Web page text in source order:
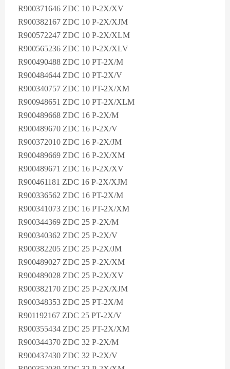
R900371646 ZDC 10 P-2X/XV
R900382167 ZDC 10 P-2X/XJM
R900572247 ZDC 10 P-2X/XLM
R900565236 ZDC 10 P-2X/XLV
R900490488 ZDC 10 PT-2X/M
R900484644 ZDC 10 PT-2X/V
R900340757 ZDC 10 PT-2X/XM
R900948651 ZDC 10 PT-2X/XLM
R900489668 ZDC 16 P-2X/M
R900489670 ZDC 16 P-2X/V
R900372010 ZDC 16 P-2X/JM
R900489669 ZDC 16 P-2X/XM
R900489671 ZDC 16 P-2X/XV
R900461181 ZDC 16 P-2X/XJM
R900336562 ZDC 16 PT-2X/M
R900341073 ZDC 16 PT-2X/XM
R900344369 ZDC 25 P-2X/M
R900340362 ZDC 25 P-2X/V
R900382205 ZDC 25 P-2X/JM
R900489027 ZDC 25 P-2X/XM
R900489028 ZDC 25 P-2X/XV
R900382170 ZDC 25 P-2X/XJM
R900348353 ZDC 25 PT-2X/M
R901192167 ZDC 25 PT-2X/V
R900355434 ZDC 25 PT-2X/XM
R900344370 ZDC 32 P-2X/M
R900437430 ZDC 32 P-2X/V